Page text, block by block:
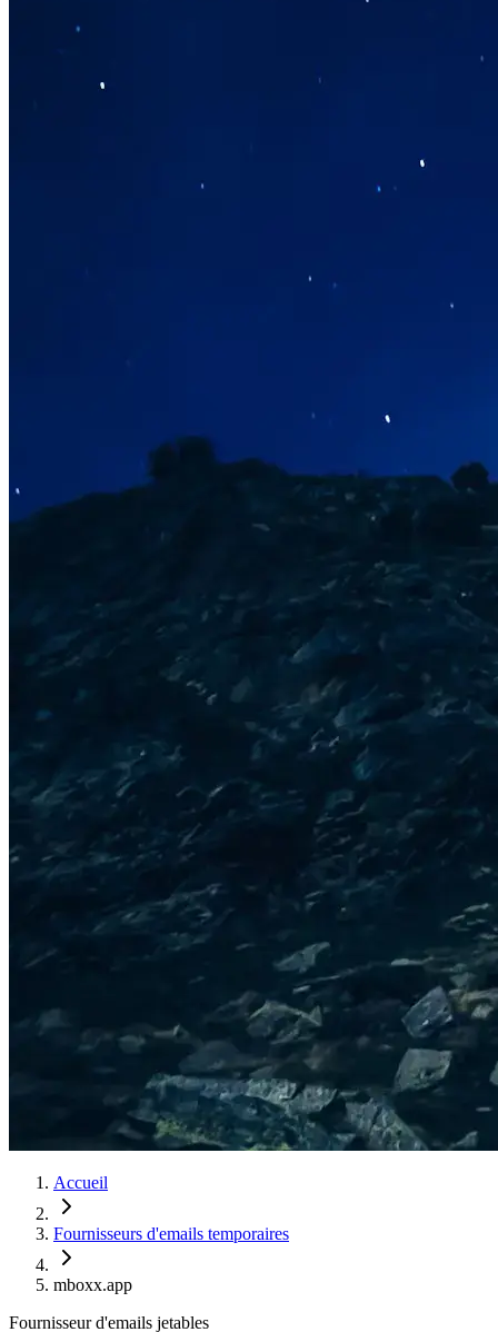
Accueil
Fournisseurs d'emails temporaires
mboxx.app
Fournisseur d'emails jetables